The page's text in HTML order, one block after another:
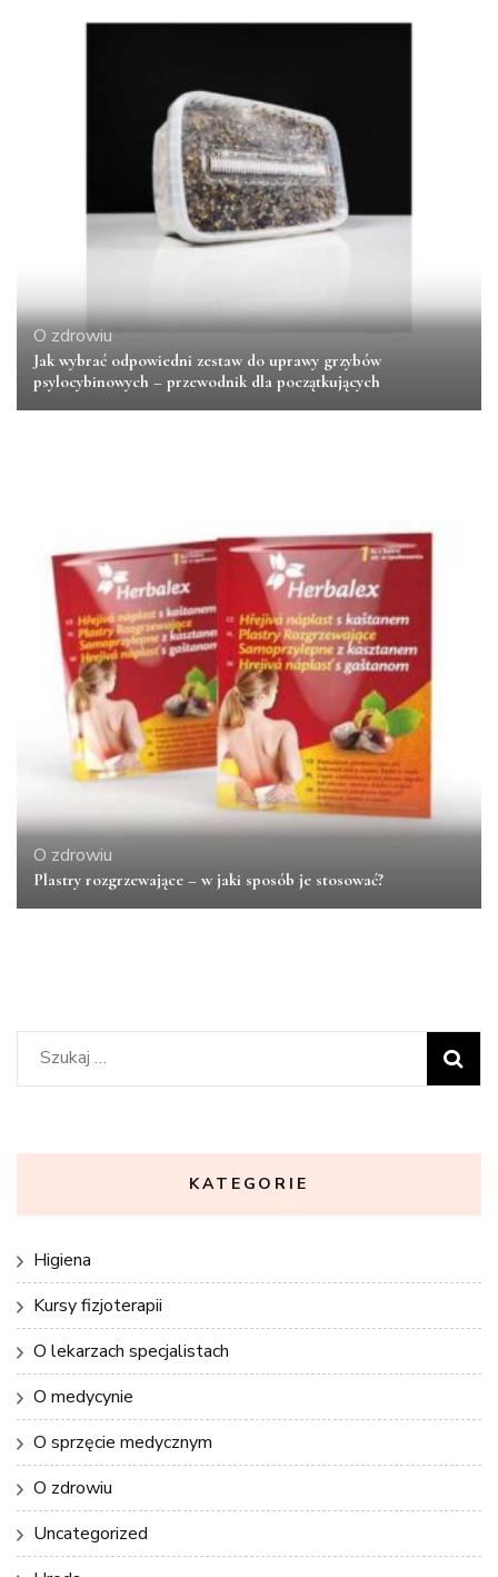
O zdrowiu
Jak wybrać odpowiedni zestaw do uprawy grzybów
psylocybinowych – przewodnik dla początkujących
O zdrowiu
Plastry rozgrzewające – w jaki sposób je stosować?
Szukaj:
KATEGORIE
Higiena
Kursy fizjoterapii
O lekarzach specjalistach
O medycynie
O sprzęcie medycznym
O zdrowiu
Uncategorized